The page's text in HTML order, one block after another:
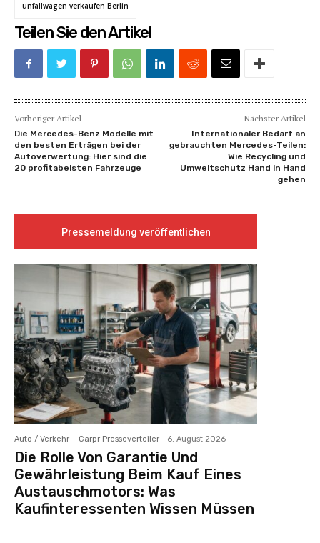
unfallwagen verkaufen Berlin
Teilen Sie den Artikel
Vorheriger Artikel
Die Mercedes-Benz Modelle mit
den besten Erträgen bei der
Autoverwertung: Hier sind die
20 profitabelsten Fahrzeuge
Nächster Artikel
Internationaler Bedarf an
gebrauchten Mercedes-Teilen:
Wie Recycling und
Umweltschutz Hand in Hand
gehen
Pressemeldung veröffentlichen
Auto / Verkehr Carpr Presseverteiler - 6. August 2026
Die Rolle Von Garantie Und
Gewährleistung Beim Kauf Eines
Austauschmotors: Was
Kaufinteressenten Wissen Müssen